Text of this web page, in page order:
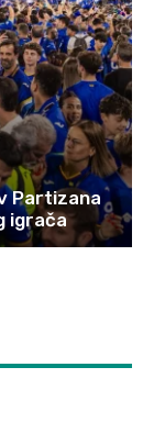
Partizana
igrača